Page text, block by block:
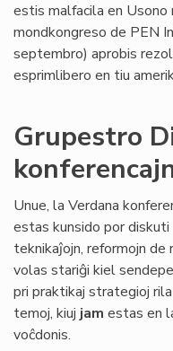
estis malfacila en Usono
mondkongreso de PEN
septembro) aprobis
esprimlibero en tiu
Grupestro
Unue, la Verdana
estas kunsido por diskuti
teknikaĵojn, reformojn de
volas stariĝi kiel
pri praktikaj strategioj
temoj, kiuj jam estas en
voĉdonis.